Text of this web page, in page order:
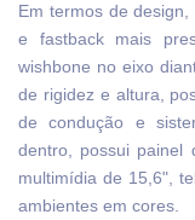
Em termos de
e fastback mais
wishbone no eixo
de rigidez e altura,
de condução e
dentro, possui painel
multimídia de 15,6",
ambientes em cores.